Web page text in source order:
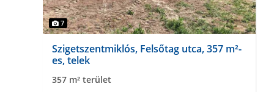
7
Szigetszentmiklós, Felsőtag utca, 357 m²-
es, telek
357 m² terület